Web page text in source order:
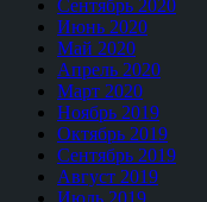
Сентябрь 2020
Июнь 2020
Май 2020
Апрель 2020
Март 2020
Ноябрь 2019
Октябрь 2019
Сентябрь 2019
Август 2019